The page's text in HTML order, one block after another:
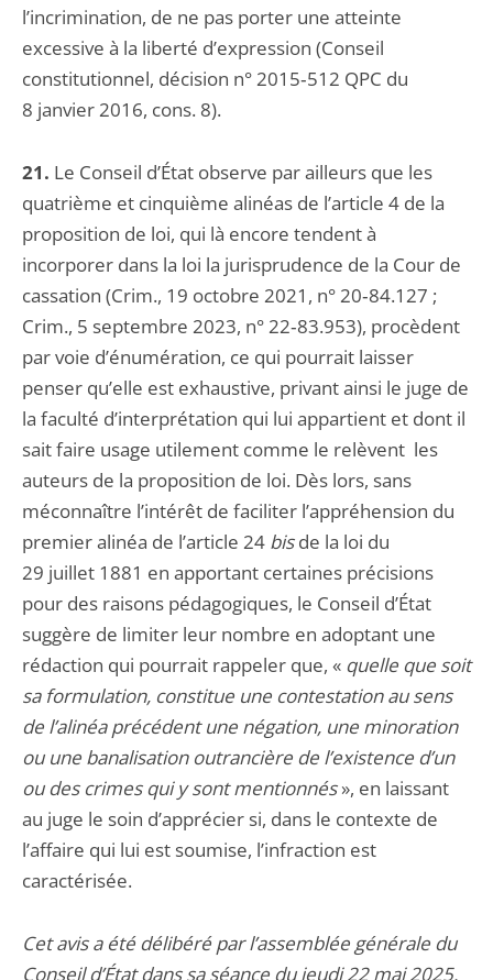
l’incrimination, de ne pas porter une atteinte
excessive à la liberté d’expression (Conseil
constitutionnel, décision n° 2015‑512 QPC du
8 janvier 2016, cons. 8).
21. Le Conseil d’État observe par ailleurs que les
quatrième et cinquième alinéas de l’article 4 de la
proposition de loi, qui là encore tendent à
incorporer dans la loi la jurisprudence de la Cour de
cassation (Crim., 19 octobre 2021, n° 20‑84.127 ;
Crim., 5 septembre 2023, n° 22‑83.953), procèdent
par voie d’énumération, ce qui pourrait laisser
penser qu’elle est exhaustive, privant ainsi le juge de
la faculté d’interprétation qui lui appartient et dont il
sait faire usage utilement comme le relèvent les
auteurs de la proposition de loi. Dès lors, sans
méconnaître l’intérêt de faciliter l’appréhension du
premier alinéa de l’article 24 bisde la loi du
29 juillet 1881 en apportant certaines précisions
pour des raisons pédagogiques, le Conseil d’État
suggère de limiter leur nombre en adoptant une
rédaction qui pourrait rappeler que, « quelle que soit
sa formulation, constitue une contestation au sens
de l’alinéa précédent une négation, une minoration
ou une banalisation outrancière de l’existence d’un
ou des crimes qui y sont mentionnés», en laissant
au juge le soin d’apprécier si, dans le contexte de
l’affaire qui lui est soumise, l’infraction est
caractérisée.
Cet avis a été délibéré par l’assemblée générale du
Conseil d’État dans sa séance du jeudi 22 mai 2025.